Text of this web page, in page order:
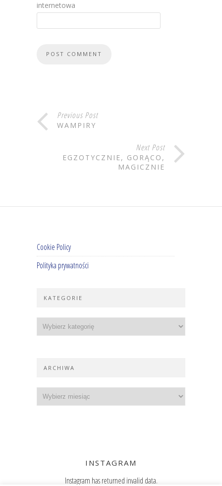
internetowa
Previous Post
WAMPIRY
Next Post
EGZOTYCZNIE, GORĄCO,
MAGICZNIE
Cookie Policy
Polityka prywatności
KATEGORIE
ARCHIWA
INSTAGRAM
Instagram has returned invalid data.